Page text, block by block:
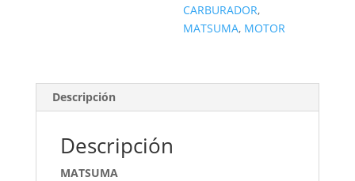
CARBURADOR,
MATSUMA, MOTOR
Descripción
Descripción
MATSUMA